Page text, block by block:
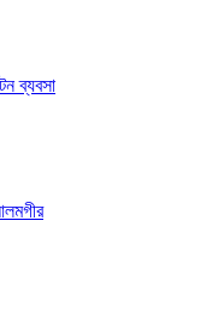
ব্যবসা